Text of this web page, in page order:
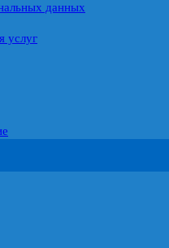
данных
услуг